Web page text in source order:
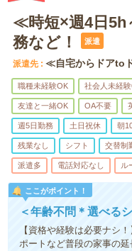
≪時短×週4日5h
務など！
派遣
派遣先 ≪自宅からドアto
職種未経験OK 社会人未経
友達と一緒OK OA不要
週5日勤務 土日祝休 朝
残業なし シフト 交替制
派遣多 電話対応なし ル
ここがポイント！
＜年齢不問＊選べる
【資格や経験は必要ナシ
ポートなど普段の家事の